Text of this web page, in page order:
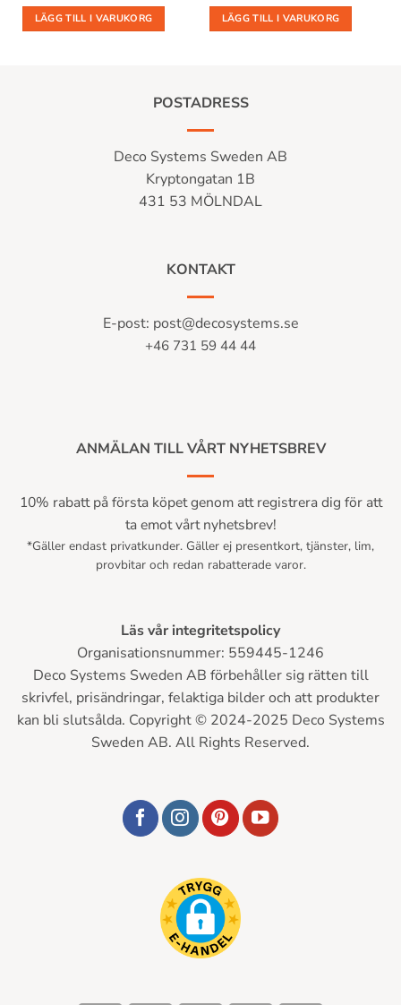
LÄGG TILL I VARUKORG LÄGG TILL I VARUKORG
POSTADRESS
Deco Systems Sweden AB
Kryptongatan 1B
431 53 MÖLNDAL
KONTAKT
E-post: post@decosystems.se
+46 731 59 44 44
ANMÄLAN TILL VÅRT NYHETSBREV
10% rabatt på första köpet genom att registrera dig för att
ta emot vårt nyhetsbrev!
*Gäller endast privatkunder. Gäller ej presentkort, tjänster, lim,
provbitar och redan rabatterade varor.
Läs vår integritetspolicy
Organisationsnummer: 559445-1246
Deco Systems Sweden AB förbehåller sig rätten till
skrivfel, prisändringar, felaktiga bilder och att produkter
kan bli slutsålda. Copyright © 2024-2025 Deco Systems
Sweden AB. All Rights Reserved.